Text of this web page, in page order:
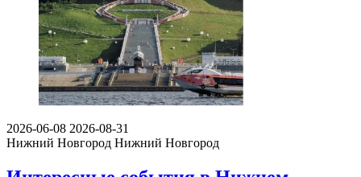
2026-06-08 2026-08-31
Нижний Новгород Нижний Новгород